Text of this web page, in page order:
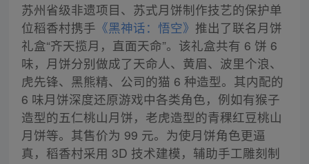
苏州省级非遗项目、苏式月饼制作技艺的保护单
位稻香村携手 《黑神话：悟空》 推出了联名月饼
礼盒“齐天揽月，直面天命”。该礼盒共有 6 饼 6
味，月饼分别做成了天命人、黄眉、波里个浪、
虎先锋、黑熊精、公司的猫 6 种造型。其内配的
6 味月饼深度还原游戏中各类角色，例如有猴子
造型的五仁桃山月饼，老虎造型的青稞红豆桃山
月饼等。其售价为 99 元。为使月饼角色更逼
真，稻香村采用 3D 技术建模，辅助手工雕刻制